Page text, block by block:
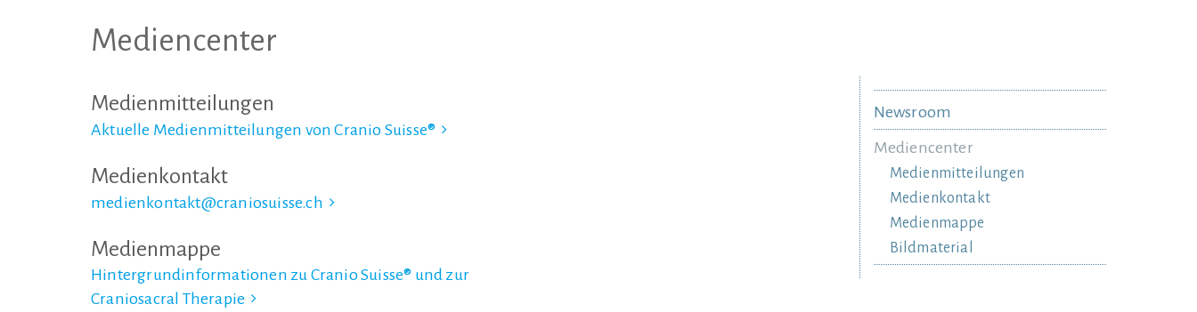
Mediencenter
Medienmitteilungen
Aktuelle Medienmitteilungen von Cranio Suisse®
Medienkontakt
medienkontakt@craniosuisse.ch
Medienmappe
Hintergrundinformationen zu Cranio Suisse® und zur
Craniosacral Therapie
Newsroom
Mediencenter
Medienmitteilungen
Medienkontakt
Medienmappe
Bildmaterial